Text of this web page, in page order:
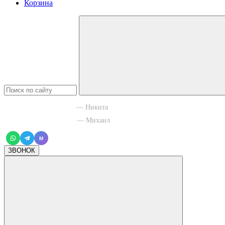
Корзина
— Никита
— Михаил
M
ЗВОНОК